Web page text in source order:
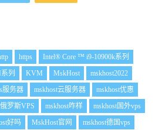
https
Intel® Core ™ i9-10900k系列
列
KVM MskHost
mskhost2022
服务器 mskhost云服务器
mskhost优惠
罗斯VPS mskhost咋样
mskhost国外vps
好吗 MskHost官网
mskhost德国vps